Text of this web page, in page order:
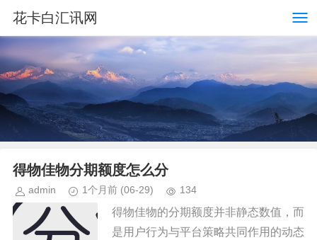
花卡白汇讯网
得物佳物分期额度怎么分
admin 1个月前 (06-29) 134
得物佳物的分期额度并非静态数值，而
是用户行为与平台策略共同作用的动态